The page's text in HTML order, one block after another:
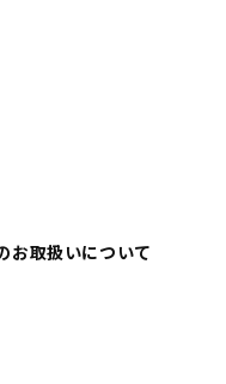
お取扱いについて